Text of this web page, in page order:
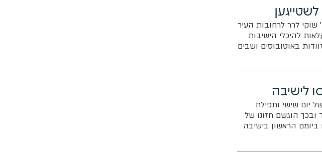
שוקי לרר לרחובות העיר
להיכלי הישיבות
באוטובוסים ושבים
לישיבה
יום שישי ותפילת
הוגשם חזונו של
הראשון בישיבה